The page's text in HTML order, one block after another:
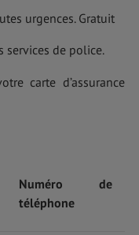
urgences. Gratuit
de police.
carte d’assurance
Numéro de
téléphone